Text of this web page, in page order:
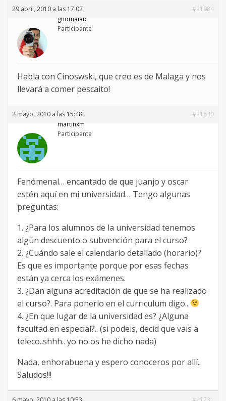
29 abril, 2010 a las 17:02
#21984
gnomalab
Participante
Habla con Cinoswski, que creo es de Malaga y nos
llevará a comer pescaito!
2 mayo, 2010 a las 15:48
#21640
martinxm
Participante
Fenómenal… encantado de que juanjo y oscar
estén aquí en mi universidad… Tengo algunas
preguntas:
1. ¿Para los alumnos de la universidad tenemos
algún descuento o subvención para el curso?
2. ¿Cuándo sale el calendario detallado (horario)?
Es que es importante porque por esas fechas
están ya cerca los exámenes.
3. ¿Dan alguna acreditación de que se ha realizado
el curso?. Para ponerlo en el curriculum digo..
4. ¿En que lugar de la universidad es? ¿Alguna
facultad en especial?.. (si podeis, decid que vais a
teleco..shhh.. yo no os he dicho nada)
Nada, enhorabuena y espero conoceros por allí..
Saludos!!!